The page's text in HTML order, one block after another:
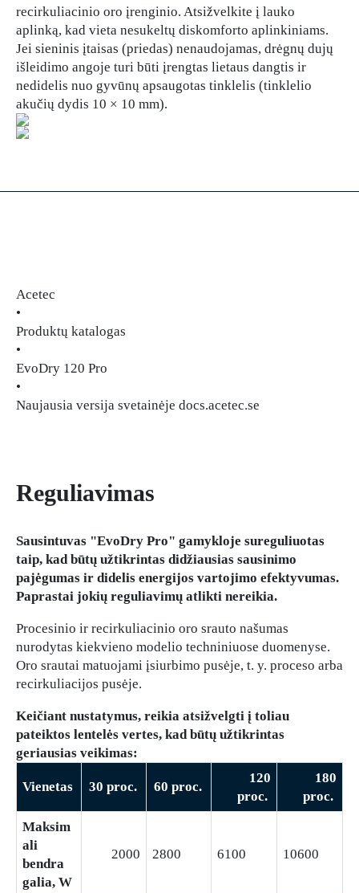
recirkuliacinio oro įrenginio. Atsižvelkite į lauko
aplinką, kad vieta nesukeltų diskomforto aplinkiniams.
Jei sieninis įtaisas (priedas) nenaudojamas, drėgnų dujų
išleidimo angoje turi būti įrengtas lietaus dangtis ir
nedidelis nuo gyvūnų apsaugotas tinklelis (tinklelio
akučių dydis 10 × 10 mm).
Acetec
•
Produktų katalogas
•
EvoDry 120 Pro
•
Naujausia versija svetainėje docs.acetec.se
Reguliavimas
Sausintuvas "EvoDry Pro" gamykloje sureguliuotas
taip, kad būtų užtikrintas didžiausias sausinimo
pajėgumas ir didelis energijos vartojimo efektyvumas.
Paprastai jokių reguliavimų atlikti nereikia.
Procesinio ir recirkuliacinio oro srauto našumas
nurodytas kiekvieno modelio techniniuose duomenyse.
Oro srautai matuojami įsiurbimo pusėje, t. y. proceso arba
recirkuliacijos pusėje.
Keičiant nustatymus, reikia atsižvelgti į toliau
pateiktos lentelės vertes, kad būtų užtikrintas
geriausias veikimas:
Vienetas 30 proc. 60 proc.
120
proc.
180
proc.
Maksim
ali
bendra
galia, W
2000 2800 6100 10600